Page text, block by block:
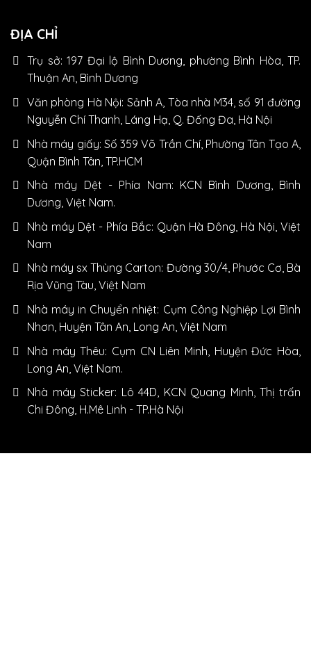
ĐỊA CHỈ
Trụ sở: 197 Đại lộ Bình Dương, phường Bình Hòa, TP.
Thuận An, Bình Dương
Văn phòng Hà Nội: Sảnh A, Tòa nhà M34, số 91 đường
Nguyễn Chí Thanh, Láng Hạ, Q. Đống Đa, Hà Nội
Nhà máy giấy: Số 359 Võ Trần Chí, Phường Tân Tạo A,
Quận Bình Tân, TP.HCM
Nhà máy Dệt - Phía Nam: KCN Bình Dương, Bình
Dương, Việt Nam.
Nhà máy Dệt - Phía Bắc: Quận Hà Đông, Hà Nội, Việt
Nam
Nhà máy sx Thùng Carton: Đường 30/4, Phước Cơ, Bà
Rịa Vũng Tàu, Việt Nam
Nhà máy in Chuyển nhiệt: Cụm Công Nghiệp Lợi Bình
Nhơn, Huyện Tân An, Long An, Việt Nam
Nhà máy Thêu: Cụm CN Liên Minh, Huyện Đức Hòa,
Long An, Việt Nam.
Nhà máy Sticker: Lô 44D, KCN Quang Minh, Thị trấn
Chi Đông, H.Mê Linh - TP.Hà Nội